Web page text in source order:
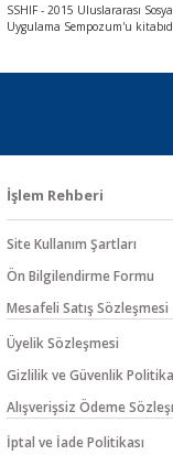
SSHIF - 2015 Uluslararası
Uygulama Sempozum'u
İşlem Rehberi
Site Kullanım Şartları
Ön Bilgilendirme Formu
Mesafeli Satış Sözleşmesi
Üyelik Sözleşmesi
Gizlilik ve Güvenlik
Alışverişsiz Ödeme
İptal ve İade Politikası